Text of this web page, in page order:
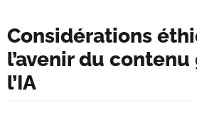
Considérations
l’avenir du
l’IA